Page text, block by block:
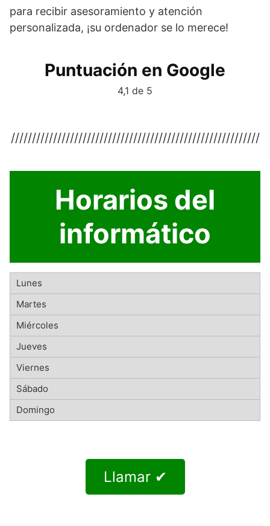
para recibir asesoramiento y atención
personalizada, ¡su ordenador se lo merece!
Puntuación en Google
4,1 de 5
///////////////////////////////////////////////////////////
Horarios del
informático
Llamar ✔